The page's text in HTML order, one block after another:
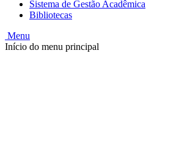
Sistema de Gestão Acadêmica
Bibliotecas
Menu
Início do menu principal